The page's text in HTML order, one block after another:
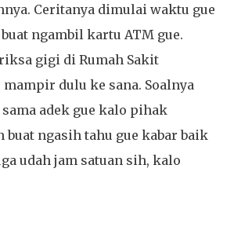
Ceritanya dimulai waktu gue
ngambil kartu ATM gue.
gigi di Rumah Sakit
mampir dulu ke sana. Soalnya
adek gue kalo pihak
buat ngasih tahu gue kabar baik
udah jam satuan sih, kalo